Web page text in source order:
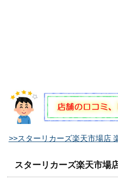
>>スターリカーズ楽天市場店
スターリカーズ楽天市場